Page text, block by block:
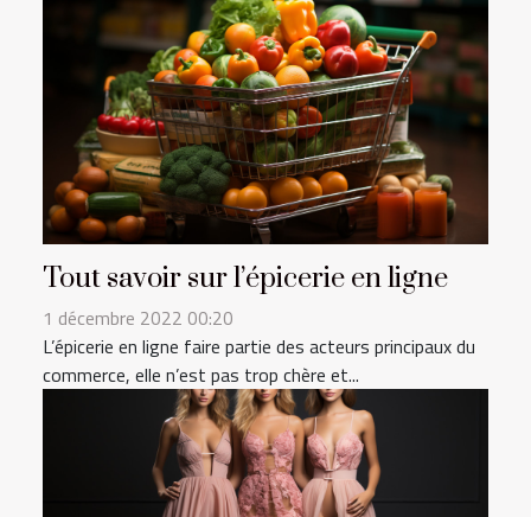
Tout savoir sur l’épicerie en ligne
1 décembre 2022 00:20
L’épicerie en ligne faire partie des acteurs principaux du
commerce, elle n’est pas trop chère et...